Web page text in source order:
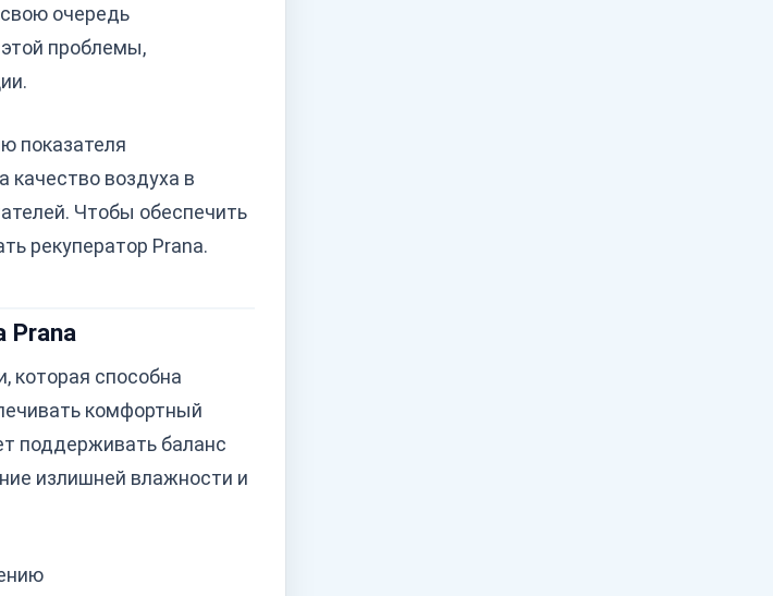
очередь
проблемы,
показателя
качество воздуха в
Чтобы обеспечить
рекуператор Prana.
Prana
которая способна
комфортный
поддерживать баланс
излишней влажности и